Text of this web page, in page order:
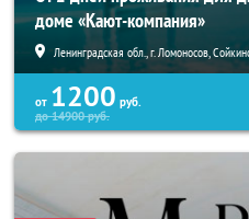
доме «Кают-компания»
Ленинградская обл., г. Ломоносов,
от 1200 руб.
до14900руб.